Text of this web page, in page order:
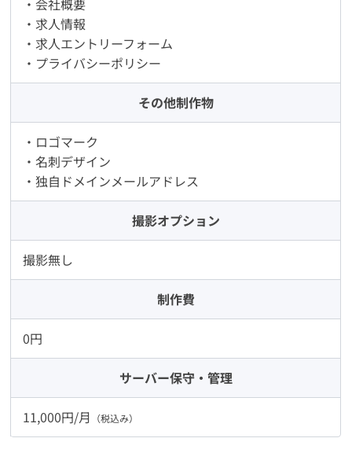
・会社概要
・求人情報
・求人エントリーフォーム
・プライバシーポリシー
その他制作物
・ロゴマーク
・名刺デザイン
・独自ドメインメールアドレス
撮影オプション
撮影無し
制作費
0円
サーバー保守・管理
11,000円/月 （税込み）